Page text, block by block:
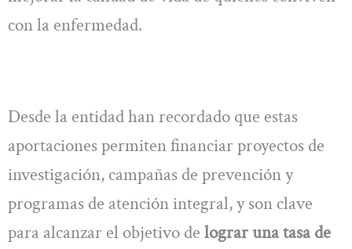
con la enfermedad.
Desde la entidad han recordado que estas
aportaciones permiten financiar proyectos de
investigación, campañas de prevención y
programas de atención integral, y son clave
para alcanzar el objetivo de lograr una tasa de